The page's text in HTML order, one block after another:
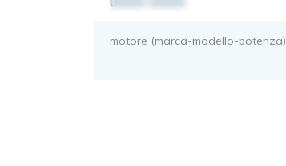
motore (marca-modello-potenza)